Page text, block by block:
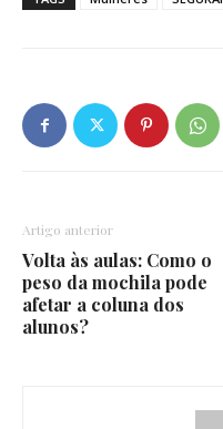
Artigo anterior
Volta às aulas: Como o
peso da mochila pode
afetar a coluna dos
alunos?